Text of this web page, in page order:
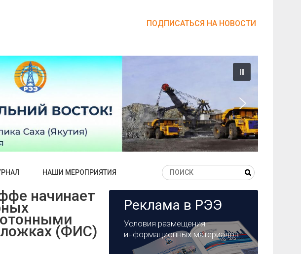
ПОДПИСАТЬСЯ НА НОВОСТИ
НАШИ МЕРОПРИЯТИЯ
начинает
(ФИС)
Реклама в РЭЭ
Условия размещения
информационных материалов